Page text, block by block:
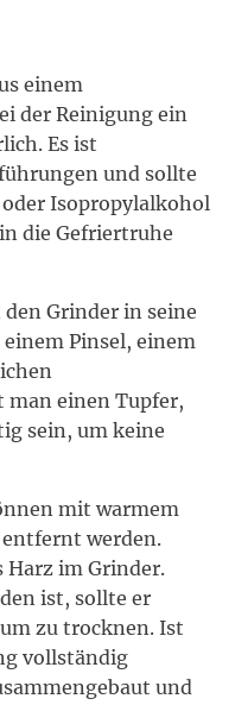
einem
der Reinigung ein
Es ist
und sollte
Isopropylalkohol
die Gefriertruhe
Grinder in seine
Pinsel, einem
man einen Tupfer,
sein, um keine
mit warmem
entfernt werden.
Harz im Grinder.
ist, sollte er
zu trocknen. Ist
vollständig
und